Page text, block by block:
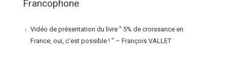
Francophone
Vidéo de présentation du livre " 5% de croissance en
France, oui, c'est possible ! " – François VALLET